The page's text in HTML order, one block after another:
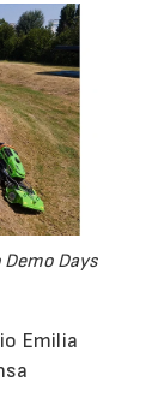
Days
Emilia